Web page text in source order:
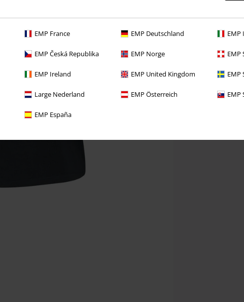
EMP France EMP Deutschland EMP
EMP Česká Republika EMP Norge EMP
EMP Ireland EMP United Kingdom EMP
Large Nederland EMP Österreich EMP
EMP España